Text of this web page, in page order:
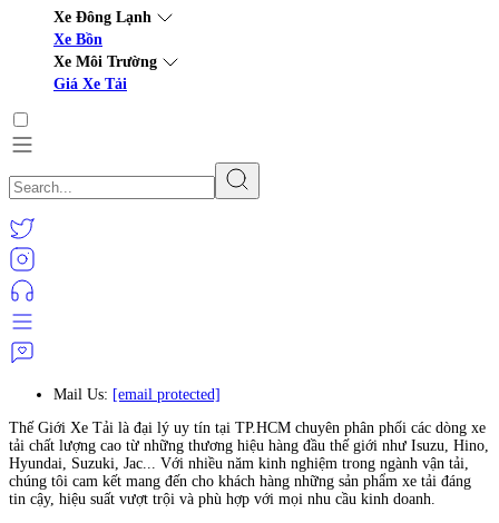
Xe Đông Lạnh
Xe Bồn
Xe Môi Trường
Giá Xe Tải
Mail Us: [email protected]
Thế Giới Xe Tải là đại lý uy tín tại TP.HCM chuyên phân phối các dòng xe
tải chất lượng cao từ những thương hiệu hàng đầu thế giới như Isuzu, Hino,
Hyundai, Suzuki, Jac... Với nhiều năm kinh nghiệm trong ngành vận tải,
chúng tôi cam kết mang đến cho khách hàng những sản phẩm xe tải đáng
tin cậy, hiệu suất vượt trội và phù hợp với mọi nhu cầu kinh doanh.